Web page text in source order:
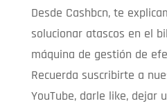
Desde Cashbcn, te
solucionar atascos en el
máquina de gestión de
Recuerda suscribirte a
YouTube, darle like, dejar